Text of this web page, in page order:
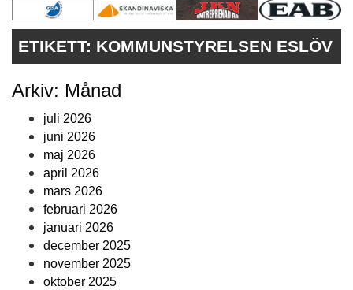
ANNONSERA
KONTAKT
ETIKETT: KOMMUNSTYRELSEN ESLÖV
Arkiv: Månad
juli 2026
juni 2026
maj 2026
april 2026
mars 2026
februari 2026
januari 2026
december 2025
november 2025
oktober 2025